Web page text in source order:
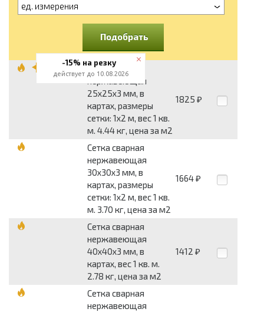
ед. измерения
Подобрать
Сетка сварная
нержавеющая
25x25x3 мм, в
картах, размеры
сетки: 1x2 м, вес 1 кв.
м. 4.44 кг, цена за м2
1825 ₽
Сетка сварная
нержавеющая
30x30x3 мм, в
картах, размеры
сетки: 1x2 м, вес 1 кв.
м. 3.70 кг, цена за м2
1664 ₽
Сетка сварная
нержавеющая
40x40x3 мм, в
картах, вес 1 кв. м.
2.78 кг, цена за м2
1412 ₽
Сетка сварная
нержавеющая
-15% на резку
действует до 10.08.2026